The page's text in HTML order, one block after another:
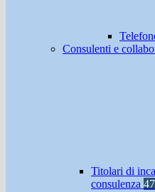
Consulenti e
Titolari di
consulenza 47